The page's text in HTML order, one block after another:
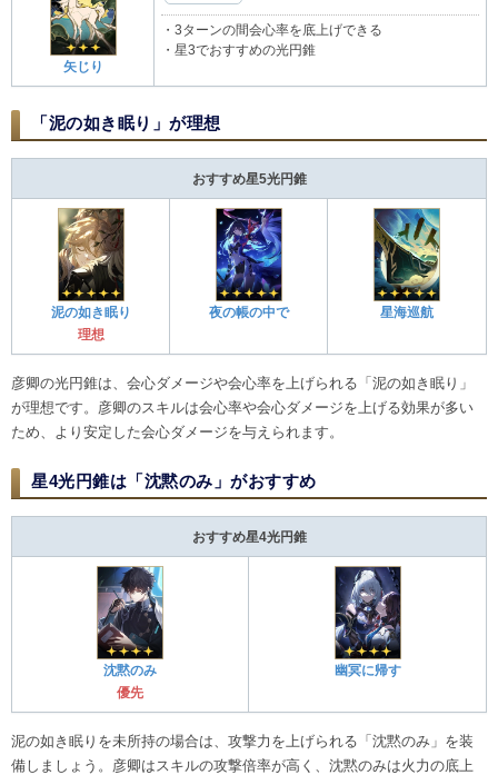
矢じり
・3ターンの間会心率を底上げできる
・星3でおすすめの光円錐
「泥の如き眠り」が理想
おすすめ星5光円錐
泥の如き眠り
理想
夜の帳の中で 星海巡航
彦卿の光円錐は、会心ダメージや会心率を上げられる「泥の如き眠り」
が理想です。彦卿のスキルは会心率や会心ダメージを上げる効果が多い
ため、より安定した会心ダメージを与えられます。
星4光円錐は「沈黙のみ」がおすすめ
おすすめ星4光円錐
沈黙のみ
優先
幽冥に帰す
泥の如き眠りを未所持の場合は、攻撃力を上げられる「沈黙のみ」を装
備しましょう。彦卿はスキルの攻撃倍率が高く、沈黙のみは火力の底上